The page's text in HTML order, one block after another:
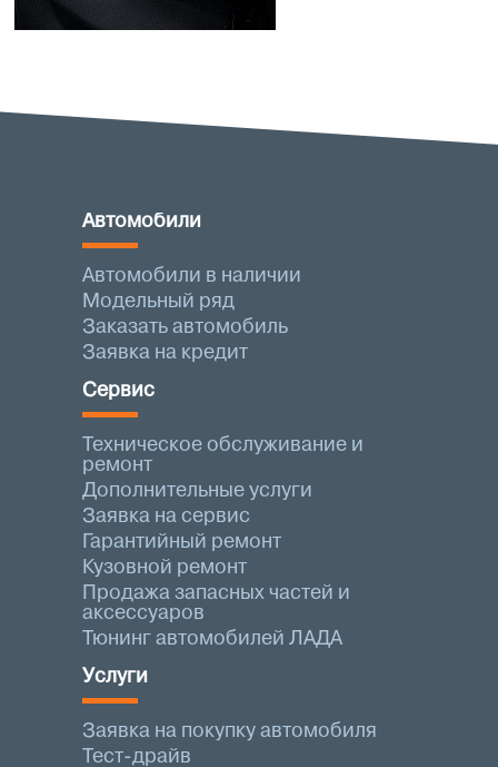
Автомобили
Автомобили в наличии
Модельный ряд
Заказать автомобиль
Заявка на кредит
Сервис
Техническое обслуживание и
ремонт
Дополнительные услуги
Заявка на сервис
Гарантийный ремонт
Кузовной ремонт
Продажа запасных частей и
аксессуаров
Тюнинг автомобилей ЛАДА
Услуги
Заявка на покупку автомобиля
Тест-драйв